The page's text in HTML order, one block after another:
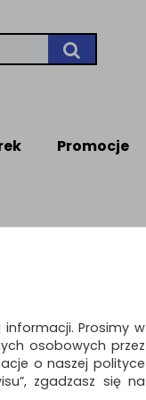
Promocje
myszka, 6,0mm
zawieszka
kasetami -
informacji. Prosimy w
osobowych przez
o naszej polityce
zgadzasz się na